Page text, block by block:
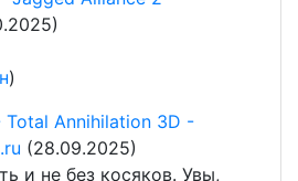
)
Annihilation 3D -
(28.09.2025)
и не без косяков. Увы,